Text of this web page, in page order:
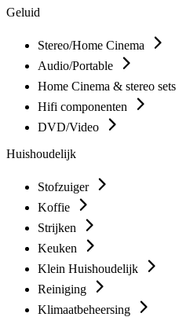
Geluid
Stereo/Home Cinema
Audio/Portable
Home Cinema & stereo sets
Hifi componenten
DVD/Video
Huishoudelijk
Stofzuiger
Koffie
Strijken
Keuken
Klein Huishoudelijk
Reiniging
Klimaatbeheersing